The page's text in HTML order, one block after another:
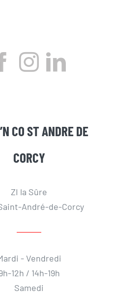
CO ST ANDRE DE
CORCY
ZI la Sûre
André-de-Corcy
- Vendredi
12h / 14h-19h
Samedi